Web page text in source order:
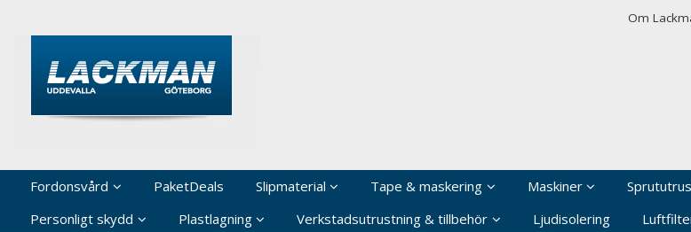
Om
Villkor
Fordonsvård PaketDeals Slipmaterial Tape & maskering Maskiner
Personligt skydd
Plastlagning Verkstadsutrustning & tillbehör Ljudisolering